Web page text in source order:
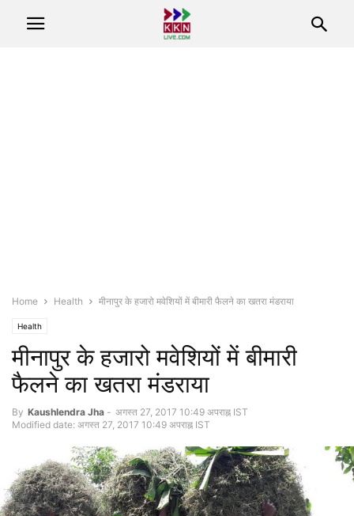
Home Health मीनापुर के हजारो मवेशियों में बीमारी फैलने का खतरा मंडराया
Health
मीनापुर के हजारो मवेशियों में बीमारी
फैलने का खतरा मंडराया
By Kaushlendra Jha - अगस्त 27, 2017 10:49 अपराह्न IST
Modified date: अगस्त 27, 2017 10:49 अपराह्न IST